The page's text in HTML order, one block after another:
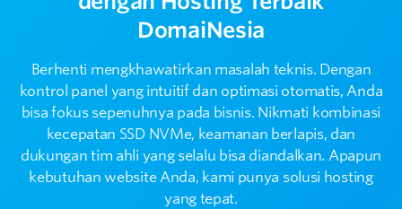
Apa yang membedakan hosting DomaiNesia
dengan hosting biasa?
3 Hosting ini cocok untuk website apa saja?
4
Apakah hosting DomaiNesia cocok untuk
pemula?
DomaiNesia
Berhenti mengkhawatirkan masalah teknis. Dengan
kontrol panel yang intuitif dan optimasi otomatis, Anda
bisa fokus sepenuhnya pada bisnis. Nikmati kombinasi
kecepatan SSD NVMe, keamanan berlapis, dan
dukungan tim ahli yang selalu bisa diandalkan. Apapun
kebutuhan website Anda, kami punya solusi hosting
yang tepat.